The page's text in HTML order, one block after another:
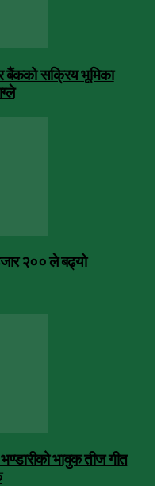
बैंकको सक्रिय भूमिका
२०० ले बढ्यो
भावुक तीज गीत